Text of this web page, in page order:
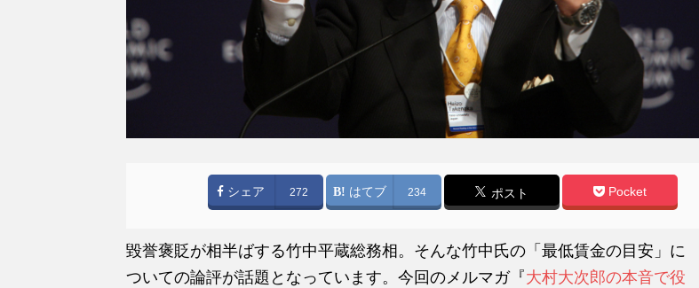
シェア 272 はてブ 234 ポスト Pocket
毀誉褒貶が相半ばする竹中平蔵総務相。そんな竹中氏の「最低賃金の目安」に
ついての論評が話題となっています。今回のメルマガ『大村大次郎の本音で役